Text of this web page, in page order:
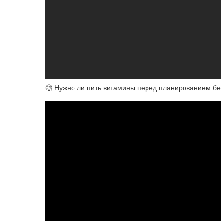
🧐 Нужно ли пить витамины перед планированием